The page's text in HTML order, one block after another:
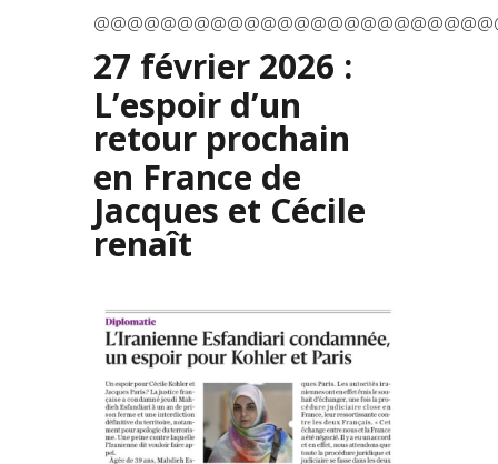
27 février 2026 :
L’espoir d’un
retour prochain
en France de
Jacques et Cécile
renaît